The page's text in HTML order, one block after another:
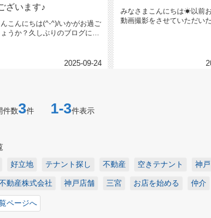
ざいます♪
こんにちは(^-^)/いかがお過ご
うか？久しぶりのブログにな
2025-09-24
みなさまこんにちは☀以前
動画撮影をさせていただい
件数3件 1-3件表示
好立地 テナント探し 不動産 空きテナント 神戸
動産株式会社 神戸店舗 三宮 お店を始める 仲介
ページへ